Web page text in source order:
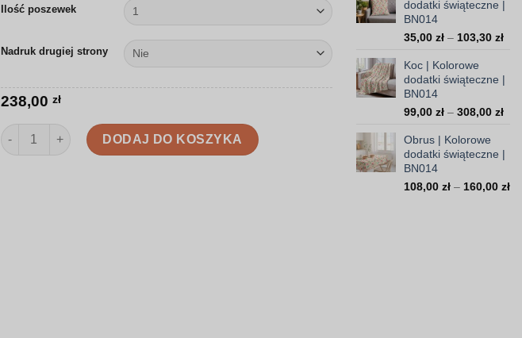
Ilość poszewek
Nadruk drugiej strony
238,00 zł
ilość Pościel | Kolorowe dodatki świąteczne | BN014
DODAJ DO KOSZYKA
dodatki świąteczne |
BN014
35,00 zł – 103,30 zł
Koc | Kolorowe
dodatki świąteczne |
BN014
99,00 zł – 308,00 zł
Obrus | Kolorowe
dodatki świąteczne |
BN014
108,00 zł – 160,00 zł